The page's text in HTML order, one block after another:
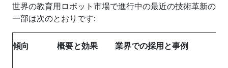
世界の教育用ロボット市場で進行中の最近の技術革新の
一部は次のとおりです:
傾向 概要と効果 業界での採用と事例